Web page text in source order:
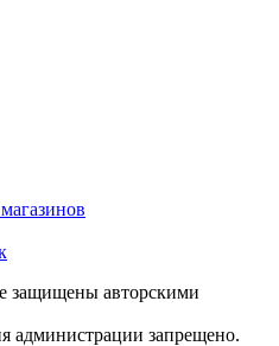
защищены авторскими
администрации запрещено.